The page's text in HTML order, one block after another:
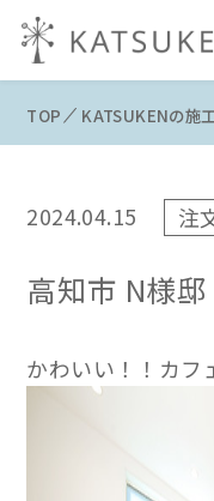
TOP KATSUKENの施
2024.04.15 注
高知市 N様邸
かわいい！！カフ